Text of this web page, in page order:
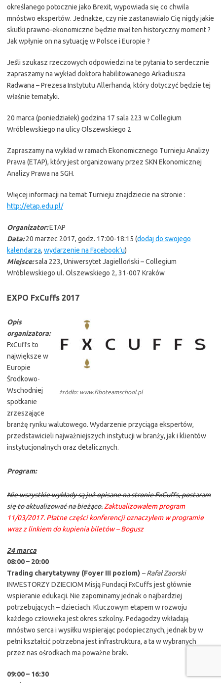
określanego potocznie jako Brexit, wypowiada się co chwila
mnóstwo ekspertów. Jednakże, czy nie zastanawiało Cię nigdy jakie
skutki prawno-ekonomiczne będzie miał ten historyczny moment ?
Jak wpłynie on na sytuację w Polsce i Europie ?
Jeśli szukasz rzeczowych odpowiedzi na te pytania to serdecznie
zapraszamy na wykład doktora habilitowanego Arkadiusza
Radwana – Prezesa Instytutu Allerhanda, który dotyczyć będzie tej
właśnie tematyki.
20 marca (poniedziałek) godzina 17 sala 223 w Collegium
Wróblewskiego na ulicy Olszewskiego 2
Zapraszamy na wykład w ramach Ekonomicznego Turnieju Analizy
Prawa (ETAP), który jest organizowany przez SKN Ekonomicznej
Analizy Prawa na SGH.
Więcej informacji na temat Turnieju znajdziecie na stronie :
http://etap.edu.pl/
Organizator:ETAP
Data:20 marzec 2017, godz. 17:00-18:15 (dodaj do swojego
kalendarza, wydarzenie na Facebook’u)
Miejsce:sala 223, Uniwersytet Jagielloński – Collegium
Wróblewskiego ul. Olszewskiego 2, 31-007 Kraków
EXPO FxCuffs 2017
źródło: www.fiboteamschool.pl
Opis
organizatora:
FxCuffs to
największe w
Europie
Środkowo-
Wschodniej
spotkanie
zrzeszające
branżę rynku walutowego. Wydarzenie przyciąga ekspertów,
przedstawicieli najważniejszych instytucji w branży, jak i klientów
instytucjonalnych oraz detalicznych.
Program:
Nie wszystkie wykłady są już opisane na stronie FxCuffs,postaram
się to aktualizować na bieżąco. Zaktualizowałem program
11/03/2017. Płatne części konferencji oznaczyłem w programie
wraz z linkiem do kupienia biletów – Bogusz
24 marca
08:00 – 20:00
Trading charytatywny (Foyer III poziom) – Rafał Zaorski
INWESTORZY DZIECIOM Misją Fundacji FxCuffs jest głównie
wspieranie edukacji. Nie zapominamy jednak o najbardziej
potrzebujących – dzieciach. Kluczowym etapem w rozwoju
każdego człowieka jest okres szkolny. Pedagodzy wkładają
mnóstwo serca i wysiłku wspierając podopiecznych, jednak by w
pełni kształcić potrzebna jest infrastruktura, a ta w wybranych
przez nas ośrodkach ma poważne braki.
09:00 – 16:30